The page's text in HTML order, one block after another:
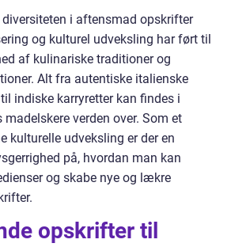
diversiteten i aftensmad opskrifter
og kulturel udveksling har ført til
af kulinariske traditioner og
Alt fra autentiske italienske
indiske karryretter kan findes i
verden over. Som et
kulturelle udveksling er der en
på, hvordan man kan
og skabe nye og lækre
opskrifter til